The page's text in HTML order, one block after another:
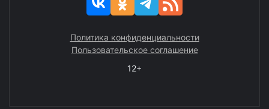
Политика конфиденциальности
Пользовательское соглашение
12+